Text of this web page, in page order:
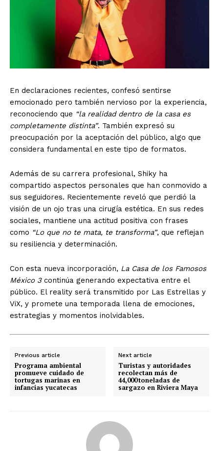
En declaraciones recientes, confesó sentirse
emocionado pero también nervioso por la experiencia,
reconociendo que “la realidad dentro de la casa es
completamente distinta”. También expresó su
preocupación por la aceptación del público, algo que
considera fundamental en este tipo de formatos.
Además de su carrera profesional, Shiky ha
compartido aspectos personales que han conmovido a
sus seguidores. Recientemente reveló que perdió la
visión de un ojo tras una cirugía estética. En sus redes
sociales, mantiene una actitud positiva con frases
como “Lo que no te mata, te transforma”, que reflejan
su resiliencia y determinación.
Con esta nueva incorporación, La Casa de los Famosos
México 3continúa generando expectativa entre el
público. El reality será transmitido por Las Estrellas y
ViX, y promete una temporada llena de emociones,
estrategias y momentos inolvidables.
Previous article
Programa ambiental
promueve cuidado de
tortugas marinas en
infancias yucatecas
Next article
Turistas y autoridades
recolectan más de
44,000 toneladas de
sargazo en Riviera Maya